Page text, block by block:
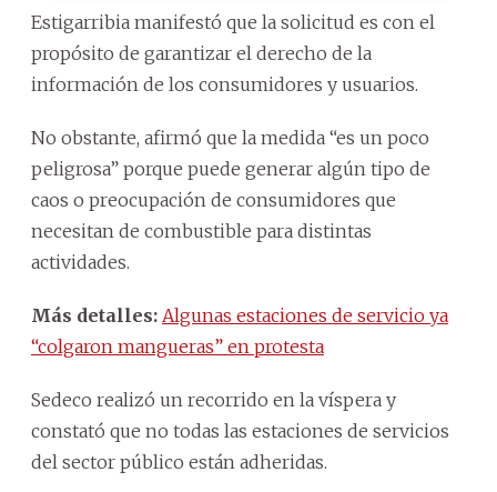
Estigarribia manifestó que la solicitud es con el
propósito de garantizar el derecho de la
información de los consumidores y usuarios.
No obstante, afirmó que la medida “es un poco
peligrosa” porque puede generar algún tipo de
caos o preocupación de consumidores que
necesitan de combustible para distintas
actividades.
Más detalles: Algunas estaciones de servicio ya
“colgaron mangueras” en protesta
Sedeco realizó un recorrido en la víspera y
constató que no todas las estaciones de servicios
del sector público están adheridas.